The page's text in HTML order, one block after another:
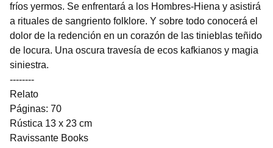
fríos yermos. Se enfrentará a los Hombres-Hiena y asistirá
a rituales de sangriento folklore. Y sobre todo conocerá el
dolor de la redención en un corazón de las tinieblas teñido
de locura. Una oscura travesía de ecos kafkianos y magia
siniestra.
--------
Relato
Páginas: 70
Rústica 13 x 23 cm
Ravissante Books